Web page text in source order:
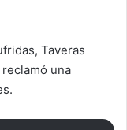
Taveras
una